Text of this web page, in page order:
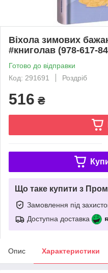
Віхола зимових
#книголав (978-617-
Готово до відправки
Код: 291691
Роздріб
516 ₴
Що таке купити з
Замовлення під
Доступна доставка
Опис Характеристики